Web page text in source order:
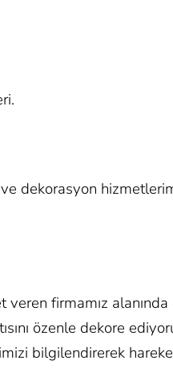
firmamız
özenle dekore
bilgilendirerek